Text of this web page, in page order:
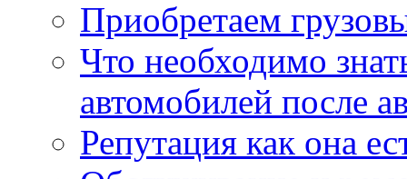
Приобретаем
Что необходимо
автомобилей после
Репутация как она